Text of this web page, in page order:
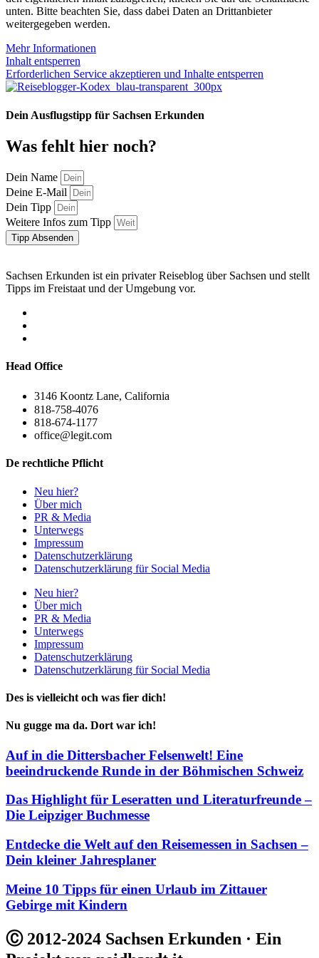
unten. Bitte beachten Sie, dass dabei Daten an Drittanbieter
weitergegeben werden.
Mehr Informationen
Inhalt entsperren
Erforderlichen Service akzeptieren und Inhalte entsperren
Dein Ausflugstipp für Sachsen Erkunden
Was fehlt hier noch?
Dein Name
Deine E-Mail
Dein Tipp
Weitere Infos zum Tipp
Tipp Absenden
Sachsen Erkunden ist ein privater Reiseblog über Sachsen und stellt
Tipps im Freistaat und der Umgebung vor.
Head Office
3146 Koontz Lane, California
818-758-4076
818-674-1177
office@legit.com
De rechtliche Pflicht
Neu hier?
Über mich
PR & Media
Unterwegs
Impressum
Datenschutzerklärung
Datenschutzerklärung für Social Media
Neu hier?
Über mich
PR & Media
Unterwegs
Impressum
Datenschutzerklärung
Datenschutzerklärung für Social Media
Des is vielleicht och was fier dich!
Nu gugge ma da. Dort war ich!
Auf in die Dittersbacher Felsenwelt! Eine
beeindruckende Runde in der Böhmischen Schweiz
Das Highlight für Leseratten und Literaturfreunde –
Die Leipziger Buchmesse
Entdecke die Welt auf den Reisemessen in Sachsen –
Dein kleiner Jahresplaner
Meine 10 Tipps für einen Urlaub im Zittauer
Gebirge mit Kindern
Ⓒ 2012-2024 Sachsen Erkunden · Ein